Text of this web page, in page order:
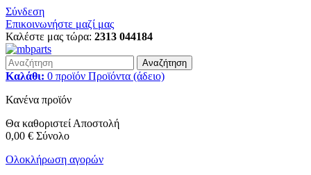
Σύνδεση
Επικοινωνήστε μαζί μας
Καλέστε μας τώρα: 2313 044184
Αναζήτηση
Καλάθι: 0 προϊόν Προϊόντα (άδειο)
Κανένα προϊόν
Θα καθοριστεί Αποστολή
0,00 € Σύνολο
Ολοκλήρωση αγορών